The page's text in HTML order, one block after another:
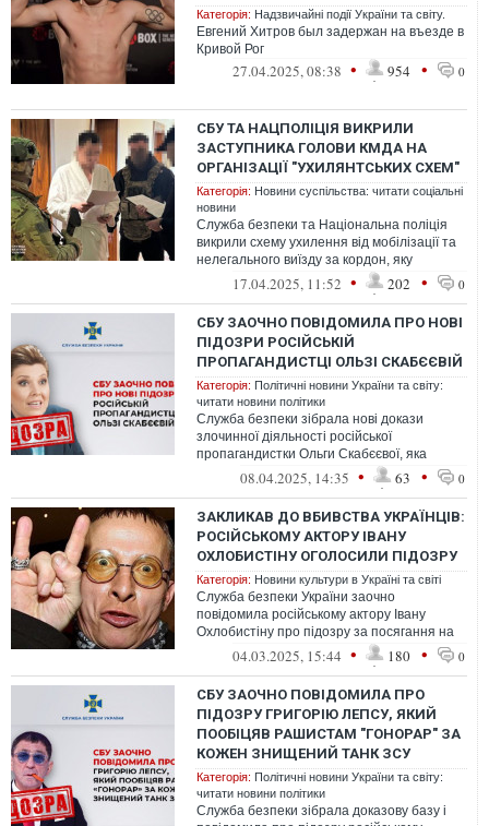
Категорія: Надзвичайні події України та світу.
Евгений Хитров был задержан на въезде в
Кривой Рог
27.04.2025, 08:38 • 954 • 0
СБУ ТА НАЦПОЛІЦІЯ ВИКРИЛИ
ЗАСТУПНИКА ГОЛОВИ КМДА НА
ОРГАНІЗАЦІЇ "УХИЛЯНТСЬКИХ СХЕМ"
Категорія: Новини суспільства: читати соціальні
новини
Служба безпеки та Національна поліція
викрили схему ухилення від мобілізації та
нелегального виїзду за кордон, яку
організував заступник голови Київсь...
17.04.2025, 11:52 • 202 • 0
СБУ ЗАОЧНО ПОВІДОМИЛА ПРО НОВІ
ПІДОЗРИ РОСІЙСЬКІЙ
ПРОПАГАНДИСТЦІ ОЛЬЗІ СКАБЄЄВІЙ
Категорія: Політичні новини України та світу:
читати новини політики
Служба безпеки зібрала нові докази
злочинної діяльності російської
пропагандистки Ольги Скабєєвої, яка
виправдовує війну рф проти України та
08.04.2025, 14:35 • 63 • 0
ЗАКЛИКАВ ДО ВБИВСТВА УКРАЇНЦІВ:
РОСІЙСЬКОМУ АКТОРУ ІВАНУ
ОХЛОБИСТІНУ ОГОЛОСИЛИ ПІДОЗРУ
Категорія: Новини культури в Україні та світі
Служба безпеки України заочно
повідомила російському актору Івану
Охлобистіну про підозру за посягання на
територіальну цілісність України,
04.03.2025, 15:44 • 180 • 0
СБУ ЗАОЧНО ПОВІДОМИЛА ПРО
ПІДОЗРУ ГРИГОРІЮ ЛЕПСУ, ЯКИЙ
ПООБІЦЯВ РАШИСТАМ "ГОНОРАР" ЗА
КОЖЕН ЗНИЩЕНИЙ ТАНК ЗСУ
Категорія: Політичні новини України та світу:
читати новини політики
Служба безпеки зібрала доказову базу і